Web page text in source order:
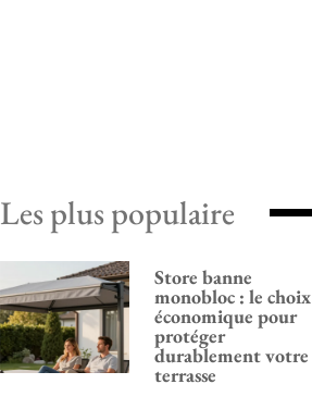
Les plus populaire
Store banne
monobloc : le choix
économique pour
protéger
durablement votre
terrasse